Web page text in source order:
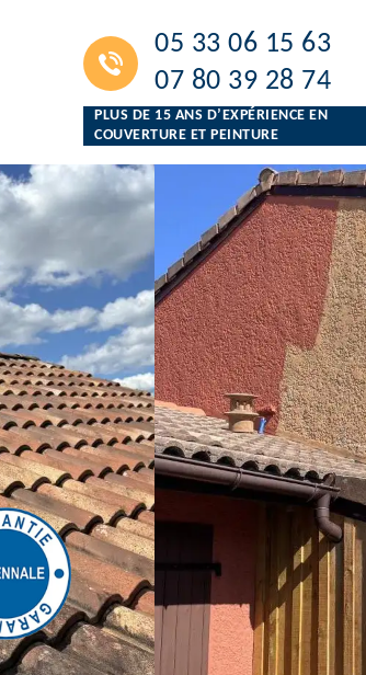
05 33 06 15 63
07 80 39 28 74
PLUS DE 15 ANS D’EXPÉRIENCE EN
COUVERTURE ET PEINTURE